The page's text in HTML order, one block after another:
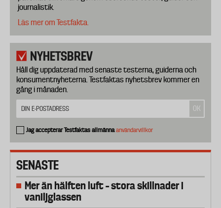
journalistik.
Läs mer om Testfakta.
NYHETSBREV
Håll dig uppdaterad med senaste testerna, guiderna och
konsumentnyheterna. Testfaktas nyhetsbrev kommer en
gång i månaden.
Jag accepterar Testfaktas allmännaanvändarvillkor
SENASTE
Mer än hälften luft – stora skillnader i
vaniljglassen